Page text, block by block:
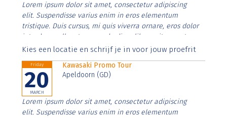
Lorem ipsum dolor sit amet, consectetur adipiscing
elit. Suspendisse varius enim in eros elementum
tristique. Duis cursus, mi quis viverra ornare, eros dolor
interdum nulla, ut commodo diam libero vitae erat.
Aenean faucibus nibh et justo cursus id rutrum lorem
Kies een locatie en schrijf je in voor jouw proefrit
Friday
20
MARCH
Kawasaki Promo Tour
Apeldoorn (GD)
Lorem ipsum dolor sit amet, consectetur adipiscing
elit. Suspendisse varius enim in eros elementum